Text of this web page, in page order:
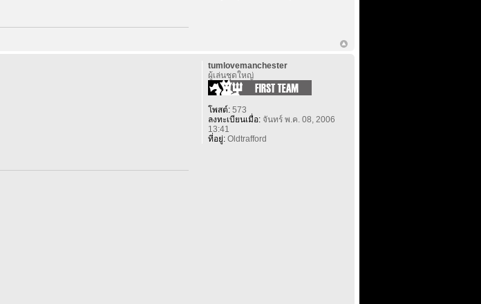
tumlovemanchester
ผู้เล่นชุดใหญ่
โพสต์:573
ลงทะเบียนเมื่อ:จันทร์ พ.ค. 08, 2006
13:41
ที่อยู่:Oldtrafford